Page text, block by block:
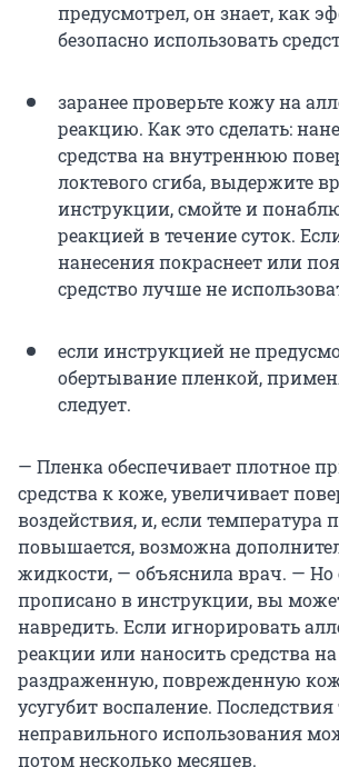
предусмотрел, он знает, как
безопасно использовать
заранее проверьте кожу на
реакцию. Как это сделать:
средства на внутреннюю
локтевого сгиба, выдержите
инструкции, смойте и
реакцией в течение суток.
нанесения покраснеет или
средство лучше не
если инструкцией не
обертывание пленкой,
следует.
— Пленка обеспечивает плотное
средства к коже, увеличивает
воздействия, и, если температура
повышается, возможна
жидкости, — объяснила врач. — Но
прописано в инструкции, вы
навредить. Если игнорировать
реакции или наносить средства на
раздраженную, поврежденную
усугубит воспаление. Последствия
неправильного использования
потом несколько месяцев.